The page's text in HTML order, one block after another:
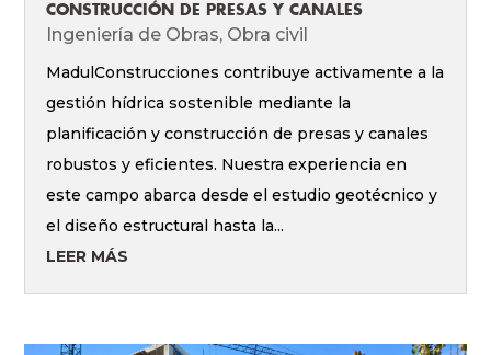
CONSTRUCCIÓN DE PRESAS Y CANALES
Ingeniería de Obras, Obra civil
MadulConstrucciones contribuye activamente a la
gestión hídrica sostenible mediante la
planificación y construcción de presas y canales
robustos y eficientes. Nuestra experiencia en
este campo abarca desde el estudio geotécnico y
el diseño estructural hasta la...
LEER MÁS